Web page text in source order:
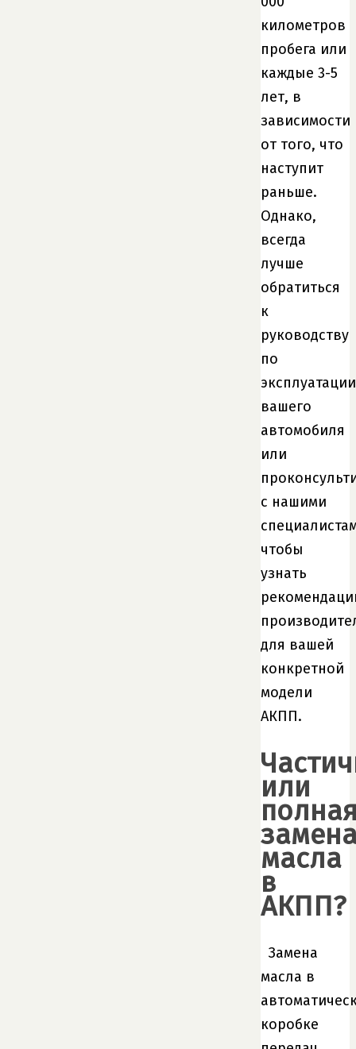
километров
пробега или
каждые 3-5
лет, в
зависимости
от того, что
наступит
раньше.
Однако,
всегда
лучше
обратиться
к
руководству
по
эксплуатации
вашего
автомобиля
или
с нашими
чтобы
узнать
для вашей
конкретной
модели
АКПП.
или
масла
в
АКПП?
Замена
масла в
коробке